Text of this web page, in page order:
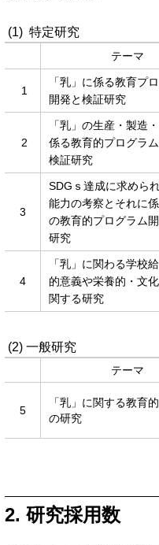
(1) 特定研究
テーマ
1
「乳」に係る教育プ
開発と検証研究
2
「乳」の生産・製造
係る教育的プログラ
検証研究
3
SDGｓ達成に求めら
能力の考察とそれに
の教育的プログラム
研究
4
「乳」に関わる学校
的意義や栄養的・文
関する研究
(2) 一般研究
テーマ
5
「乳」に関する教育
の研究
2. 研究採用数